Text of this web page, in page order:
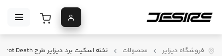
فروشگاه دیزایر محصولات تخته اسکیت برد دیزایر طرح Tarot Death